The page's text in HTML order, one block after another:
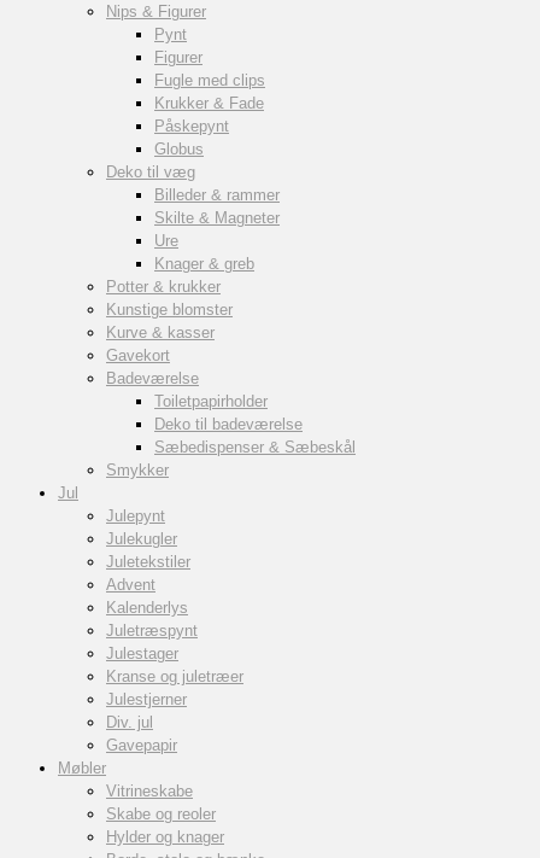
Nips & Figurer
Pynt
Figurer
Fugle med clips
Krukker & Fade
Påskepynt
Globus
Deko til væg
Billeder & rammer
Skilte & Magneter
Ure
Knager & greb
Potter & krukker
Kunstige blomster
Kurve & kasser
Gavekort
Badeværelse
Toiletpapirholder
Deko til badeværelse
Sæbedispenser & Sæbeskål
Smykker
Jul
Julepynt
Julekugler
Juletekstiler
Advent
Kalenderlys
Juletræspynt
Julestager
Kranse og juletræer
Julestjerner
Div. jul
Gavepapir
Møbler
Vitrineskabe
Skabe og reoler
Hylder og knager